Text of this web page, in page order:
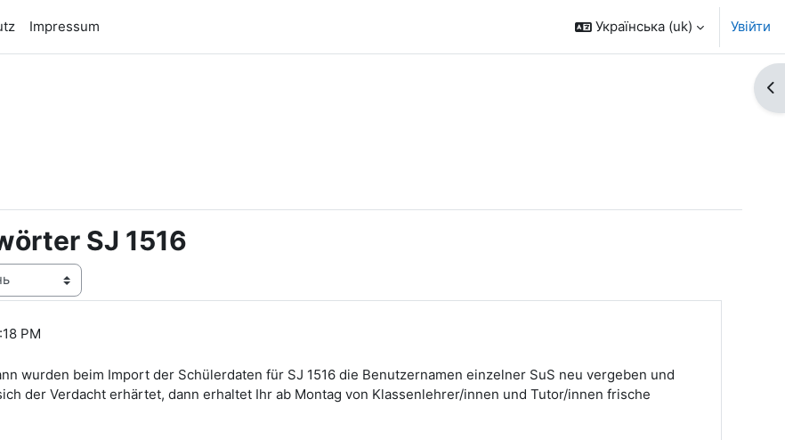
Impressum Українська ‎(uk)‎ Увійти
SJ 1516
PM
wurden beim Import der Schülerdaten für SJ 1516 die Benutzernamen einzelner SuS neu vergeben und
der Verdacht erhärtet, dann erhaltet Ihr ab Montag von Klassenlehrer/innen und Tutor/innen frische